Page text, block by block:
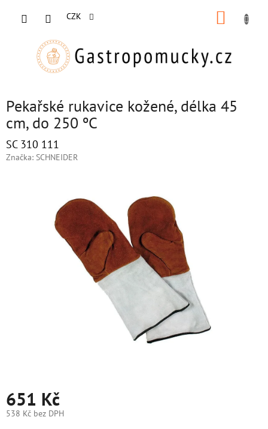
CZK
Pekařské rukavice kožené, délka 45
cm, do 250 ºC
SC 310 111
Značka: SCHNEIDER
651 Kč
538 Kč bez DPH